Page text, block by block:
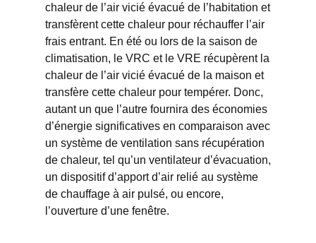
chaleur de l’air vicié évacué de l’habitation et
transfèrent cette chaleur pour réchauffer l’air
frais entrant. En été ou lors de la saison de
climatisation, le VRC et le VRE récupèrent la
chaleur de l’air vicié évacué de la maison et
transfère cette chaleur pour tempérer. Donc,
autant un que l’autre fournira des économies
d’énergie significatives en comparaison avec
un système de ventilation sans récupération
de chaleur, tel qu’un ventilateur d’évacuation,
un dispositif d’apport d’air relié au système
de chauffage à air pulsé, ou encore,
l’ouverture d’une fenêtre.